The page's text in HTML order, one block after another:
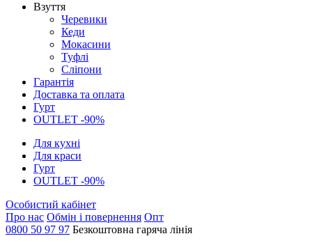
Взуття
Черевики
Кеди
Мокасини
Туфлі
Сліпони
Гарантія
Доставка та оплата
Гурт
OUTLET -90%
Для кухні
Для краси
Гурт
OUTLET -90%
Особистий кабінет
Про нас Обмін і повернення Опт
0800 50 97 97 Безкоштовна гаряча лінія